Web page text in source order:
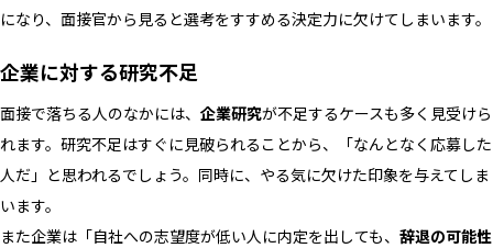
になり、面接官から見ると選考をすすめる決定力に欠けてしまいます。
企業に対する研究不足
面接で落ちる人のなかには、 企業研究が不足するケースも多く見受けら
れます。研究不足はすぐに見破られることから、「なんとなく応募した
人だ」と思われるでしょう。同時に、やる気に欠けた印象を与えてしま
います。
また企業は「自社への志望度が低い人に内定を出しても、 辞退の可能性